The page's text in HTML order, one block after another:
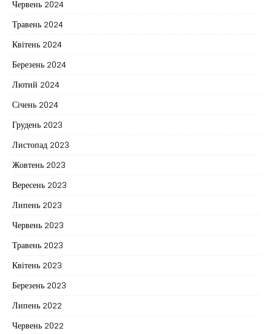
Червень 2024
Травень 2024
Квітень 2024
Березень 2024
Лютий 2024
Січень 2024
Грудень 2023
Листопад 2023
Жовтень 2023
Вересень 2023
Липень 2023
Червень 2023
Травень 2023
Квітень 2023
Березень 2023
Липень 2022
Червень 2022